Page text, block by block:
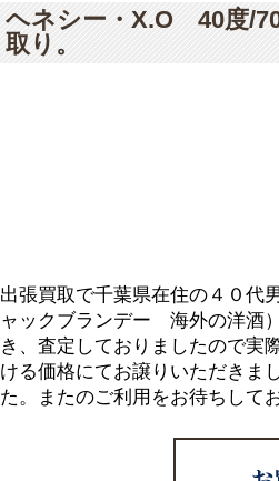
ヘネシー・X.O 40度/
取り。
出張買取で千葉県在住の４０
ャックブランデー 海外の洋酒
き、査定しておりましたので実
ける価格にてお譲りいただきま
た。またのご利用をお待ちして